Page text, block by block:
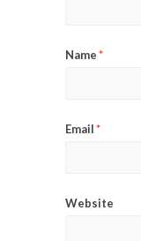
Name*
Email*
Website